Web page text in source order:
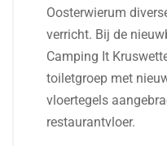
Oosterwierum
verricht. Bij de
Camping It
toiletgroep met
vloertegels
restaurantvloer.